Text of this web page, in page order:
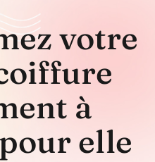
votre
à
elle